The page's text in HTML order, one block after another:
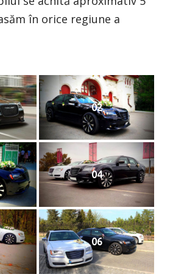
în orice regiune a
02
04
06